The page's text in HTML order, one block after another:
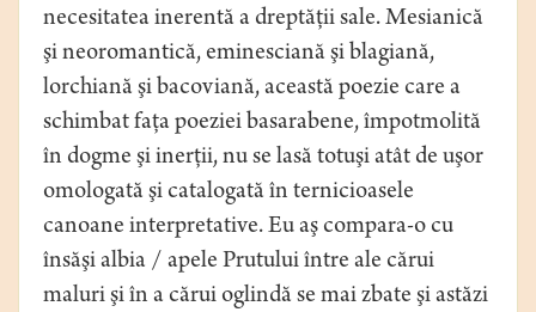
necesitatea inerentă a dreptăţii sale. Mesianică
şi neoromantică, eminesciană şi blagiană,
lorchiană şi bacoviană, această poezie care a
schimbat faţa poeziei basarabene, împotmolită
în dogme şi inerţii, nu se lasă totuşi atât de uşor
omologată şi catalogată în ternicioasele
canoane interpretative. Eu aş compara-o cu
însăşi albia / apele Prutului între ale cărui
maluri şi în a cărui oglindă se mai zbate şi astăzi